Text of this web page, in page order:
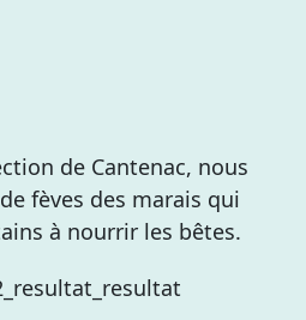
de Cantenac, nous
fèves des marais qui
à nourrir les bêtes.